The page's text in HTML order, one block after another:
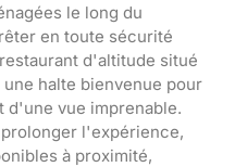
le long du
en toute sécurité
d'altitude situé
halte bienvenue pour
d'une vue imprenable.
l'expérience,
à proximité,